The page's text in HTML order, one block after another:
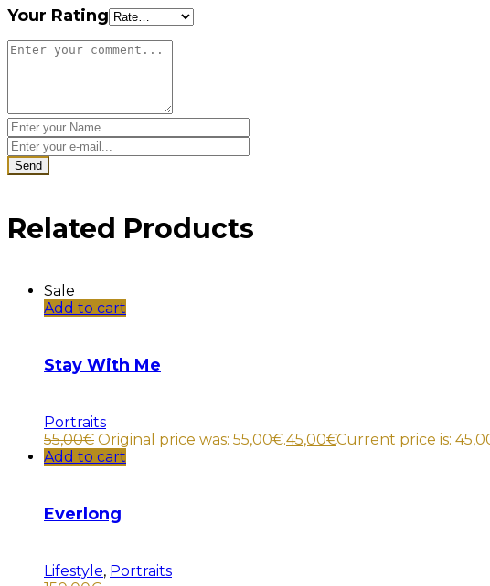
Your Rating
Related Products
Sale
Add to cart
Stay With Me
Portraits
55,00€ Original price was: 55,00€.45,00€Current price is:
Add to cart
Everlong
Lifestyle, Portraits